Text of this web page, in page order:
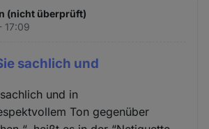
(nicht überprüft)
17:09
sachlich und
und in
Ton gegenüber